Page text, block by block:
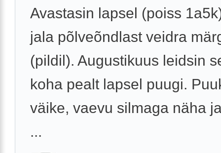
Avastasin lapsel (poiss
jala põlveõndlast veidra
(pildil). Augustikuus leidsin
koha pealt lapsel puugi.
väike, vaevu silmaga näha
...